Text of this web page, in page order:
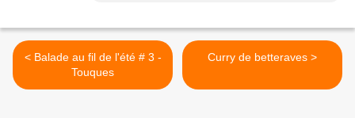
< Balade au fil de l'été # 3 -
Touques
Curry de betteraves >